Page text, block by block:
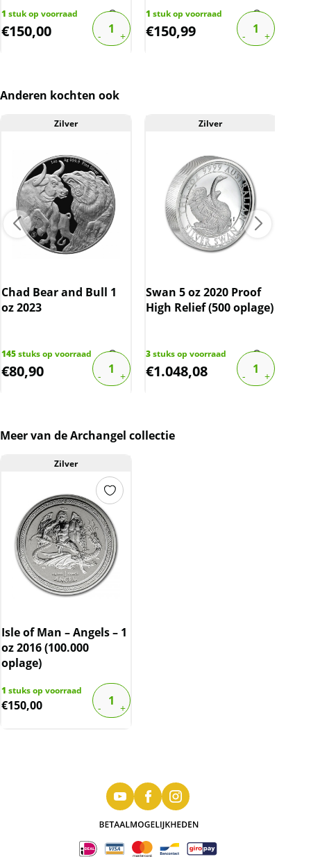
1 stuk op voorraad
€150,00
1 stuk op voorraad
€150,99
Anderen kochten ook
Zilver
Chad Bear and Bull 1
oz 2023
145stuks op voorraad
€80,90
Zilver
Swan 5 oz 2020 Proof
High Relief (500 oplage)
3stuks op voorraad
€1.048,08
Meer van de Archangel collectie
Zilver
Isle of Man – Angels – 1
oz 2016 (100.000
oplage)
1 stuks op voorraad
€150,00